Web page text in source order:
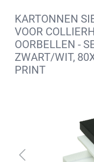
KARTONNEN
VOOR
OORBELLEN -
ZWART/WIT,
PRINT